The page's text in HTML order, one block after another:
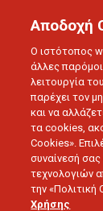
Αποδοχή
Ο ιστότοπος
άλλες
λειτουργία
παρέχει τον
και να
τα cookies,
Cookies».
συναίνεσή
τεχνολογιών
την
Χρήσης